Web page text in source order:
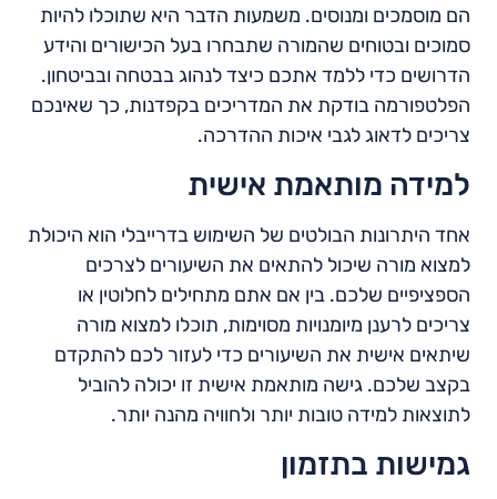
הם מוסמכים ומנוסים. משמעות הדבר היא שתוכלו להיות
סמוכים ובטוחים שהמורה שתבחרו בעל הכישורים והידע
הדרושים כדי ללמד אתכם כיצד לנהוג בבטחה ובביטחון.
הפלטפורמה בודקת את המדריכים בקפדנות, כך שאינכם
צריכים לדאוג לגבי איכות ההדרכה.
למידה מותאמת אישית
אחד היתרונות הבולטים של השימוש בדרייבלי הוא היכולת
למצוא מורה שיכול להתאים את השיעורים לצרכים
הספציפיים שלכם. בין אם אתם מתחילים לחלוטין או
צריכים לרענן מיומנויות מסוימות, תוכלו למצוא מורה
שיתאים אישית את השיעורים כדי לעזור לכם להתקדם
בקצב שלכם. גישה מותאמת אישית זו יכולה להוביל
לתוצאות למידה טובות יותר ולחוויה מהנה יותר.
גמישות בתזמון